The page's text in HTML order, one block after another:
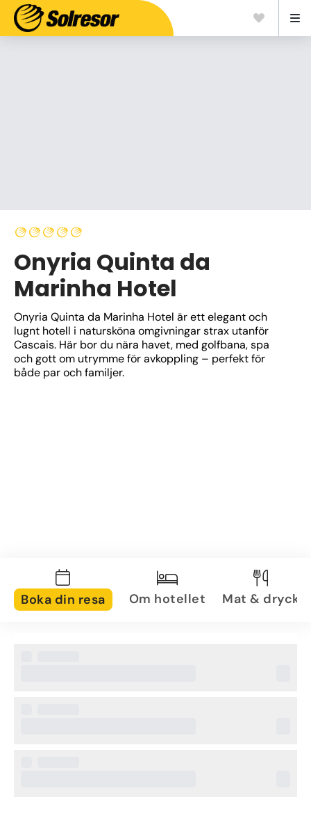
Onyria Quinta da
Marinha Hotel
Onyria Quinta da Marinha Hotel är ett elegant och
lugnt hotell i natursköna omgivningar strax utanför
Cascais. Här bor du nära havet, med golfbana, spa
och gott om utrymme för avkoppling – perfekt för
både par och familjer.
Boka din resa Om hotellet Mat & dryck